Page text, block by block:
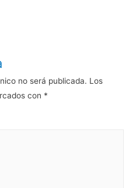
no será publicada. Los
con *